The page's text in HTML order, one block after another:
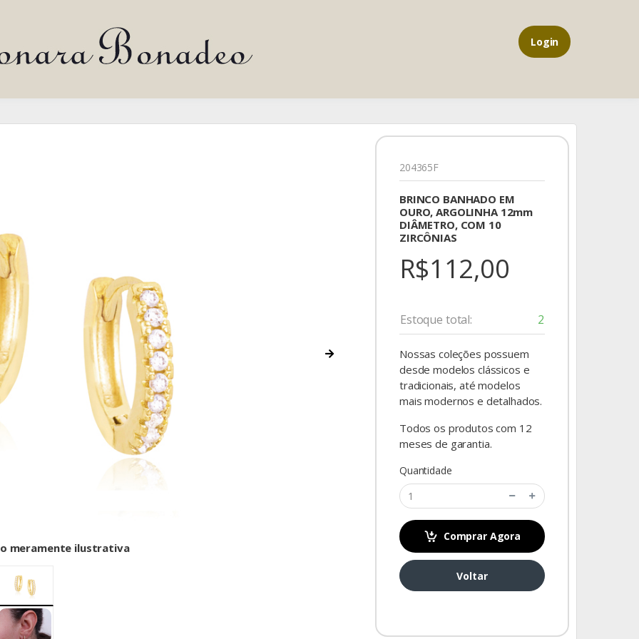
Login
meramente ilustrativa
204365F
BRINCO BANHADO EM
OURO, ARGOLINHA 12mm
DIÂMETRO, COM 10
ZIRCÔNIAS
R$112,00
Estoque total: 2
Nossas coleções possuem
desde modelos clássicos e
tradicionais, até modelos
mais modernos e detalhados.
Todos os produtos com 12
meses de garantia.
Quantidade
Comprar Agora
Voltar